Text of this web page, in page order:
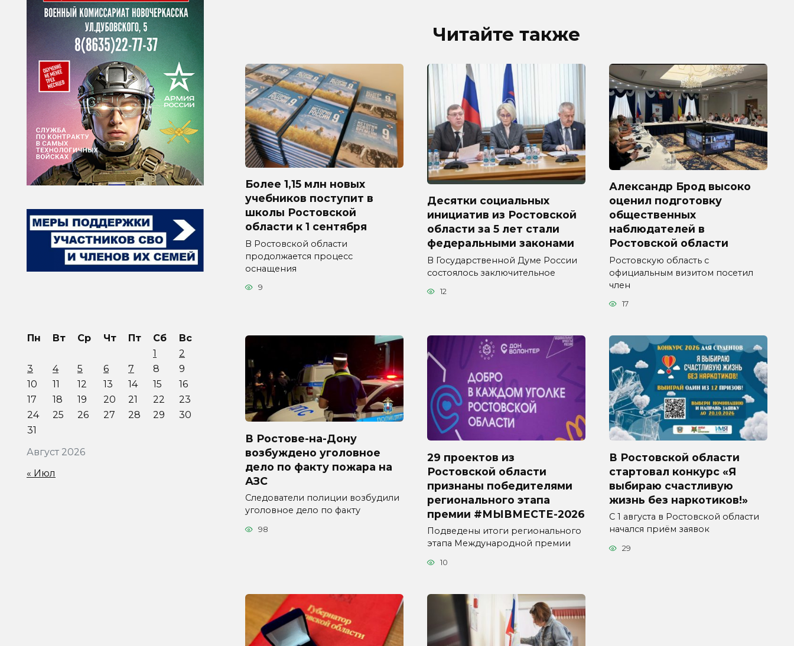
Читайте также
Более 1,15 млн новых
учебников поступит в
школы Ростовской
области к 1 сентября
В Ростовской области
продолжается процесс
оснащения
9
Десятки социальных
инициатив из Ростовской
области за 5 лет стали
федеральными законами
В Государственной Думе России
состоялось заключительное
12
Александр Брод высоко
оценил подготовку
общественных
наблюдателей в
Ростовской области
Ростовскую область с
официальным визитом посетил
член
17
В Ростове-на-Дону
возбуждено уголовное
дело по факту пожара на
АЗС
Следователи полиции возбудили
уголовное дело по факту
98
29 проектов из
Ростовской области
признаны победителями
регионального этапа
премии #МЫВМЕСТЕ-2026
Подведены итоги регионального
этапа Международной премии
10
В Ростовской области
стартовал конкурс «Я
выбираю счастливую
жизнь без наркотиков!»
С 1 августа в Ростовской области
начался приём заявок
29
Август 2026
Пн Вт Ср Чт Пт Сб
Вс
1
2
3
4 5 6 7 8
9
10
11 12 13 14 15
16
17
18 19 20 21 22
23
24
25 26 27 28 29
30
31
« Июл